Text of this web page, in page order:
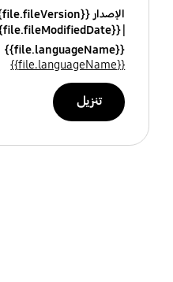
الإصدار {{file.fileVersion}}
{{file.fileModifiedDate}}
{{file.languageName}}
{{file.languageName}}
تنزيل